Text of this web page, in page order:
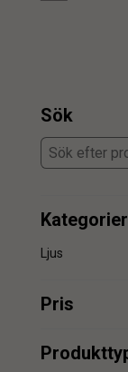
Sök
Kategorier
Ljus
Pris
min.